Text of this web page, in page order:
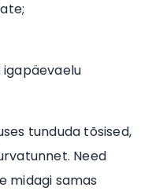
igapäevaelu
tunduda tõsised,
Need
midagi samas